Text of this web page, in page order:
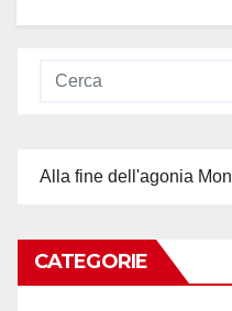
Alla fine dell'agonia
CATEGORIE